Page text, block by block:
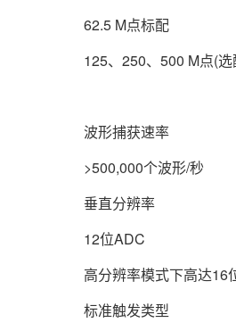
62.5 M点标配
125、250、500 M点(选
波形捕获速率
>500,000个波形/秒
垂直分辨率
12位ADC
高分辨率模式下高达16
标准触发类型